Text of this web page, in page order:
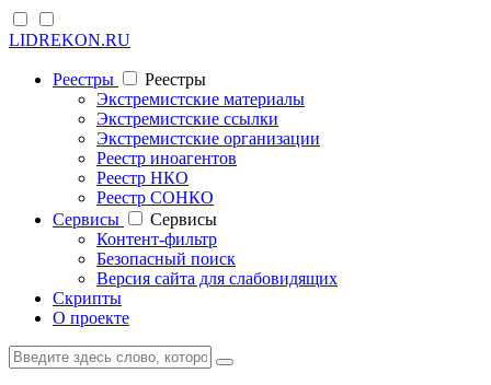
LIDREKON.RU
Реестры
Реестры
Экстремистские материалы
Экстремистские ссылки
Экстремистские организации
Реестр иноагентов
Реестр НКО
Реестр СОНКО
Cервисы
Cервисы
Контент-фильтр
Безопасный поиск
Версия сайта для слабовидящих
Скрипты
О проекте